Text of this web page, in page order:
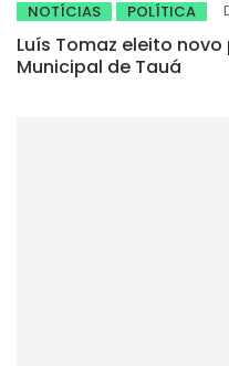
NOTÍCIAS POLÍTICA
Luís Tomaz eleito
Municipal de Tauá